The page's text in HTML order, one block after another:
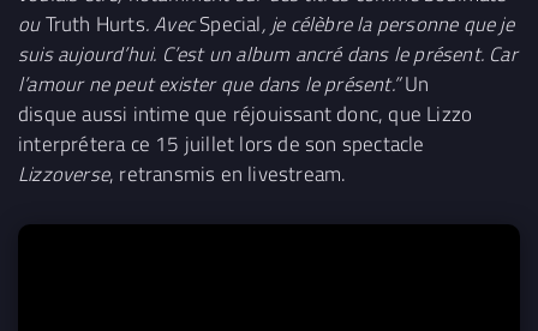
ouTruth Hurts.AvecSpecial, je célèbre la personne que je
suis aujourd’hui. C’est un album ancré dans le présent. Car
l’amour ne peut exister que dans le présent.”Un
disque aussi intime que réjouissant donc, que Lizzo
interprétera ce 15 juillet lors de son spectacle
Lizzoverse, retransmis en livestream.